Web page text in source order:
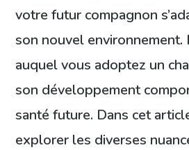
votre futur compagnon
son nouvel environnement.
auquel vous adoptez un
son développement
santé future. Dans cet
explorer les diverses